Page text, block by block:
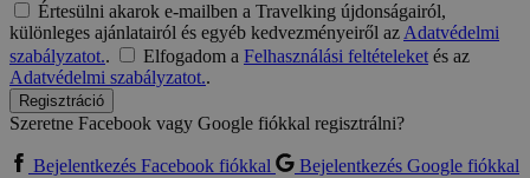
Értesülni akarok e-mailben a Travelking újdonságairól,
különleges ajánlatairól és egyéb kedvezményeiről azAdatvédelmi
szabályzatot.. Elfogadom a Felhasználási feltételeketés az
Adatvédelmi szabályzatot..
Regisztráció
Szeretne Facebook vagy Google fiókkal regisztrálni?
Bejelentkezés Facebook fiókkal
Bejelentkezés Google fiókkal